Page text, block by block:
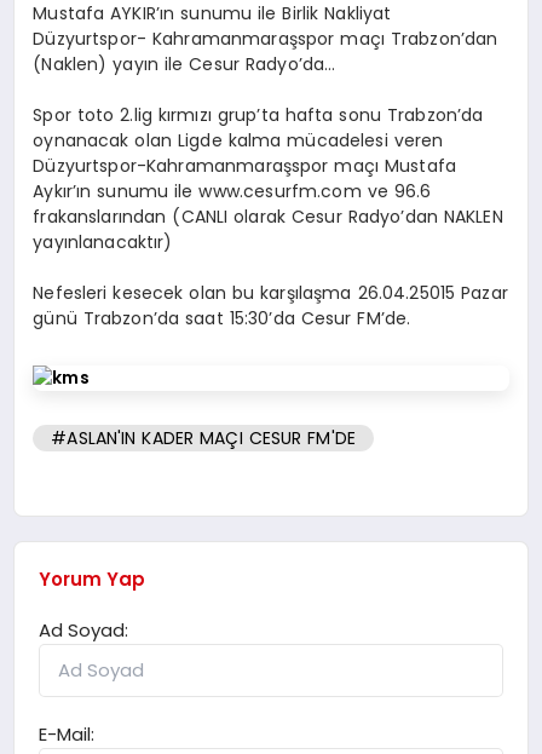
Mustafa AYKIR’ın sunumu ile Birlik Nakliyat
Düzyurtspor- Kahramanmaraşspor maçı Trabzon’dan
(Naklen) yayın ile Cesur Radyo’da…
Spor toto 2.lig kırmızı grup’ta hafta sonu Trabzon’da
oynanacak olan Ligde kalma mücadelesi veren
Düzyurtspor-Kahramanmaraşspor maçı Mustafa
Aykır’ın sunumu ile www.cesurfm.com ve 96.6
frakanslarından (CANLI olarak Cesur Radyo’dan NAKLEN
yayınlanacaktır)
Nefesleri kesecek olan bu karşılaşma 26.04.25015 Pazar
günü Trabzon’da saat 15:30’da Cesur FM’de.
#ASLAN'IN KADER MAÇI CESUR FM'DE
Yorum Yap
Ad Soyad:
E-Mail: